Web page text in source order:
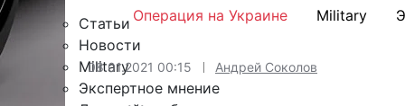
Статьи
Новости
Military
Экспертное мнение
Операция на Украине Military
08.01.2021 00:15 Андрей Соколов